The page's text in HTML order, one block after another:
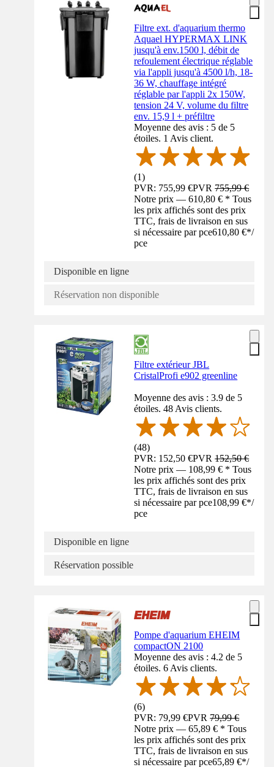
Filtre ext. d'aquarium thermo
Aquael HYPERMAX LINK
jusqu'à env.1500 l, débit de
refoulement électrique réglable
via l'appli jusqu'à 4500 l/h, 18-
36 W, chauffage intégré
réglable par l'appli 2x 150W,
tension 24 V, volume du filtre
env. 15,9 l + préfiltre
Moyenne des avis : 5 de 5
étoiles. 1 Avis client.
(1)
PVR: 755,99 €PVR755,99 €
Notre prix — 610,80 € * Tous
les prix affichés sont des prix
TTC, frais de livraison en sus
si nécessaire par pce610,80 €*/
pce
Disponible en ligne
Réservation non disponible
Filtre extérieur JBL
CristalProfi e902 greenline
Moyenne des avis : 3.9 de 5
étoiles. 48 Avis clients.
(48)
PVR: 152,50 €PVR152,50 €
Notre prix — 108,99 € * Tous
les prix affichés sont des prix
TTC, frais de livraison en sus
si nécessaire par pce108,99 €*/
pce
Disponible en ligne
Réservation possible
Pompe d'aquarium EHEIM
compactON 2100
Moyenne des avis : 4.2 de 5
étoiles. 6 Avis clients.
(6)
PVR: 79,99 €PVR79,99 €
Notre prix — 65,89 € * Tous
les prix affichés sont des prix
TTC, frais de livraison en sus
si nécessaire par pce65,89 €*/